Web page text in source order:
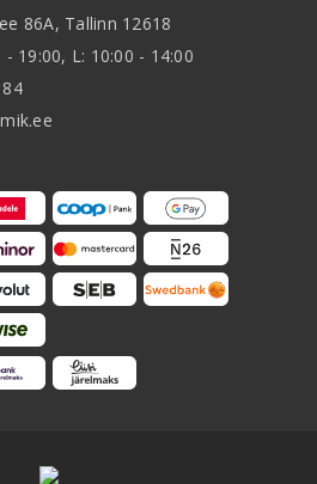
86A, Tallinn 12618
- 19:00, L: 10:00 - 14:00